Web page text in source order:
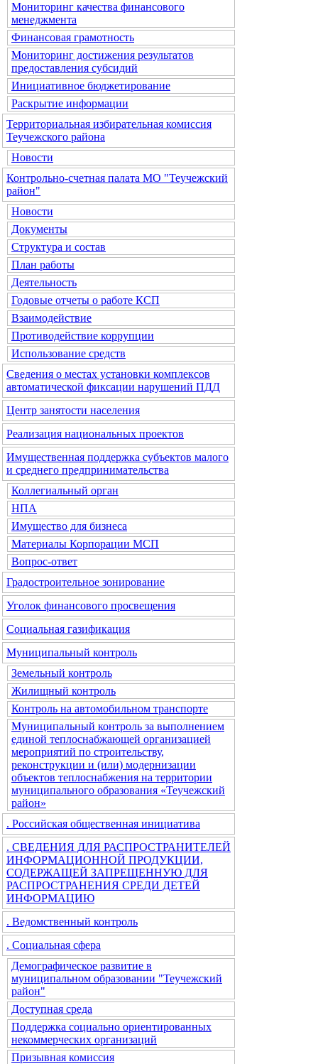
Мониторинг качества финансового
менеджмента
Финансовая грамотность
Мониторинг достижения результатов
предоставления субсидий
Инициативное бюджетирование
Раскрытие информации
Территориальная избирательная комиссия
Теучежского района
Новости
Контрольно-счетная палата МО "Теучежский
район"
Новости
Документы
Структура и состав
План работы
Деятельность
Годовые отчеты о работе КСП
Взаимодействие
Противодействие коррупции
Использование средств
Сведения о местах установки комплексов
автоматической фиксации нарушений ПДД
Центр занятости населения
Реализация национальных проектов
Имущественная поддержка субъектов малого
и среднего предпринимательства
Коллегиальный орган
НПА
Имущество для бизнеса
Материалы Корпорации МСП
Вопрос-ответ
Градостроительное зонирование
Уголок финансового просвещения
Социальная газификация
Муниципальный контроль
Земельный контроль
Жилищный контроль
Контроль на автомобильном транспорте
Муниципальный контроль за выполнением
единой теплоснабжающей организацией
мероприятий по строительству,
реконструкции и (или) модернизации
объектов теплоснабжения на территории
муниципального образования «Теучежский
район»
. Российская общественная инициатива
. СВЕДЕНИЯ ДЛЯ РАСПРОСТРАНИТЕЛЕЙ
ИНФОРМАЦИОННОЙ ПРОДУКЦИИ,
СОДЕРЖАЩЕЙ ЗАПРЕЩЕННУЮ ДЛЯ
РАСПРОСТРАНЕНИЯ СРЕДИ ДЕТЕЙ
ИНФОРМАЦИЮ
. Ведомственный контроль
. Социальная сфера
Демографическое развитие в
муниципальном образовании "Теучежский
район"
Доступная среда
Поддержка социально ориентированных
некоммерческих организаций
Призывная комиссия